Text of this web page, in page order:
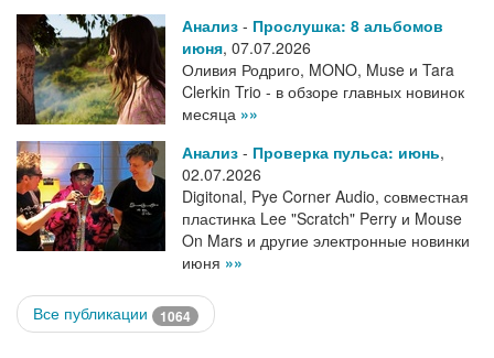
Анализ - Прослушка: 8 альбомов
июня, 07.07.2026
Оливия Родриго, MONO, Muse и Tara
Clerkin Trio - в обзоре главных новинок
месяца »»
Анализ - Проверка пульса: июнь,
02.07.2026
Digitonal, Pye Corner Audio, совместная
пластинка Lee "Scratch" Perry и Mouse
On Mars и другие электронные новинки
июня »»
Все публикации 1064